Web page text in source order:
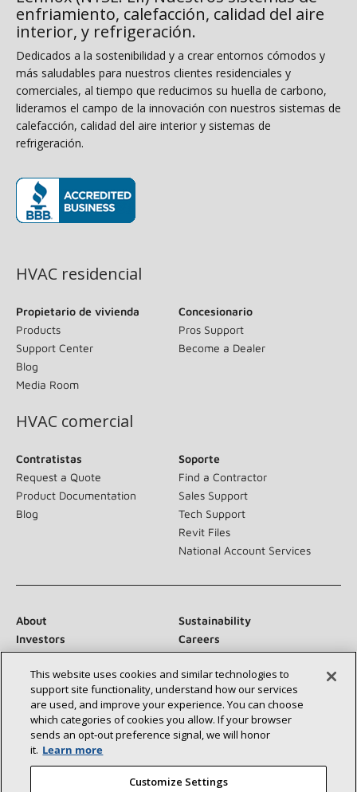
enfriamiento, calefacción, calidad del aire
interior, y refrigeración.
Dedicados a la sostenibilidad y a crear entornos cómodos y
más saludables para nuestros clientes residenciales y
comerciales, al tiempo que reducimos su huella de carbono,
lideramos el campo de la innovación con nuestros sistemas de
calefacción, calidad del aire interior y sistemas de
refrigeración.
HVAC residencial
Propietario de vivienda
Products
Support Center
Blog
Media Room
Concesionario
Pros Support
Become a Dealer
HVAC comercial
Contratistas
Request a Quote
Product Documentation
Blog
Soporte
Find a Contractor
Sales Support
Tech Support
Revit Files
National Account Services
About
Sustainability
Investors
Careers
Suppliers
Contact Us
Newsroom
Conéctese con nosotros:
This website uses cookies and similar technologies to
support site functionality, understand how our services
are used, and improve your experience. You can choose
which categories of cookies you allow. If your browser
sends an opt‑out preference signal, we will honor
it. Learn more
Customize Settings